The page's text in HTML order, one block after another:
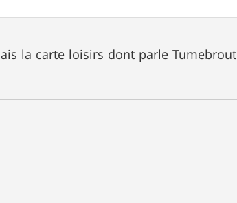
la carte loisirs dont parle